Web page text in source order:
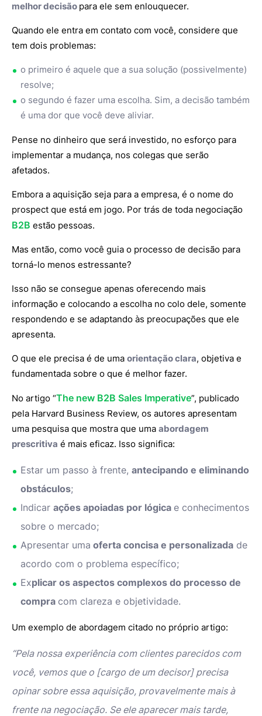
melhor decisão para ele sem enlouquecer.
Quando ele entra em contato com você, considere que
tem dois problemas:
o primeiro é aquele que a sua solução (possivelmente)
resolve;
o segundo é fazer uma escolha. Sim, a decisão também
é uma dor que você deve aliviar.
Pense no dinheiro que será investido, no esforço para
implementar a mudança, nos colegas que serão
afetados.
Embora a aquisição seja para a empresa, é o nome do
prospect que está em jogo. Por trás de toda negociação
B2B estão pessoas.
Mas então, como você guia o processo de decisão para
torná-lo menos estressante?
Isso não se consegue apenas oferecendo mais
informação e colocando a escolha no colo dele, somente
respondendo e se adaptando às preocupações que ele
apresenta.
O que ele precisa é de uma orientação clara, objetiva e
fundamentada sobre o que é melhor fazer.
No artigo “The new B2B Sales Imperative”, publicado
pela Harvard Business Review, os autores apresentam
uma pesquisa que mostra que uma abordagem
prescritiva é mais eficaz. Isso significa:
Estar um passo à frente, antecipando e eliminando
obstáculos;
Indicar ações apoiadas por lógica e conhecimentos
sobre o mercado;
Apresentar uma oferta concisa e personalizada de
acordo com o problema específico;
Explicar os aspectos complexos do processo de
compra com clareza e objetividade.
Um exemplo de abordagem citado no próprio artigo:
“Pela nossa experiência com clientes parecidos com
você, vemos que o [cargo de um decisor] precisa
opinar sobre essa aquisição, provavelmente mais à
frente na negociação. Se ele aparecer mais tarde,